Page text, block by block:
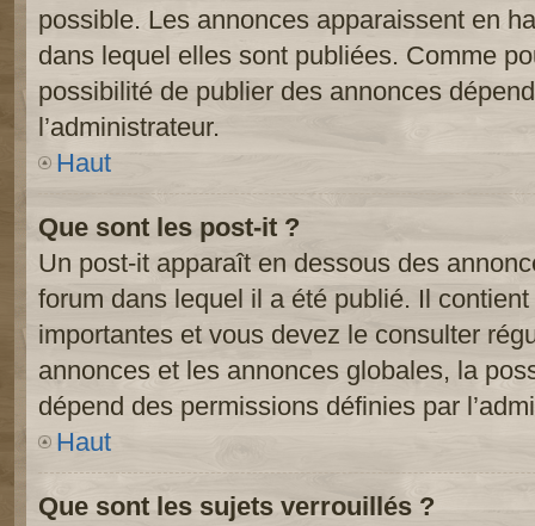
possible. Les annonces apparaissent en
dans lequel elles sont publiées. Comme
possibilité de publier des annonces
l’administrateur.
Haut
Que sont les post-it ?
Un post-it apparaît en dessous des
forum dans lequel il a été publié. Il
importantes et vous devez le consulter
annonces et les annonces globales, la
dépend des permissions définies par
Haut
Que sont les sujets verrouillés ?